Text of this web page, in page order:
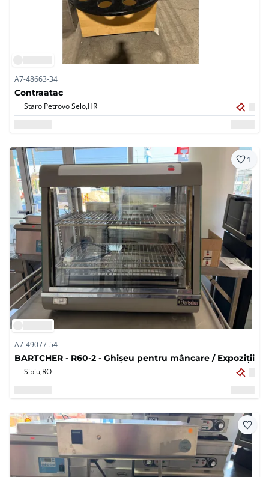
A7-48663-34
Contraatac
Staro Petrovo Selo,HR
1
A7-49077-54
BARTCHER - R60-2 - Ghișeu pentru mâncare / Expoziții
Sibiu,RO